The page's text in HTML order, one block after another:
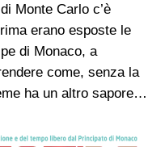
Monte Carlo c’è
erano esposte le
di Monaco, a
come, senza la
ha un altro sapore…